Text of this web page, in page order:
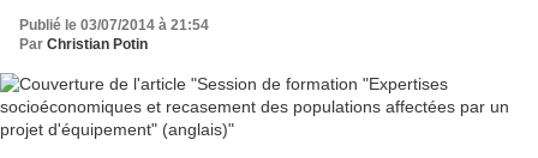
Publié le 03/07/2014 à 21:54
Par Christian Potin